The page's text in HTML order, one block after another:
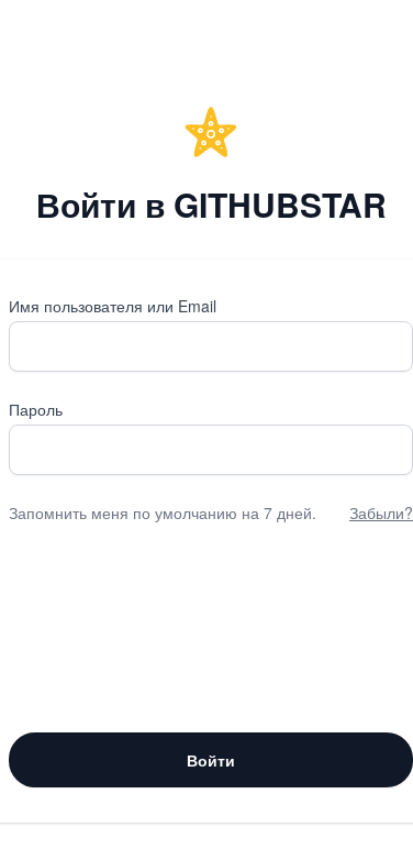
Войти в GITHUBSTAR
Имя пользователя или Email
Пароль
Запомнить меня по умолчанию на 7 дней. Забыли?
Войти